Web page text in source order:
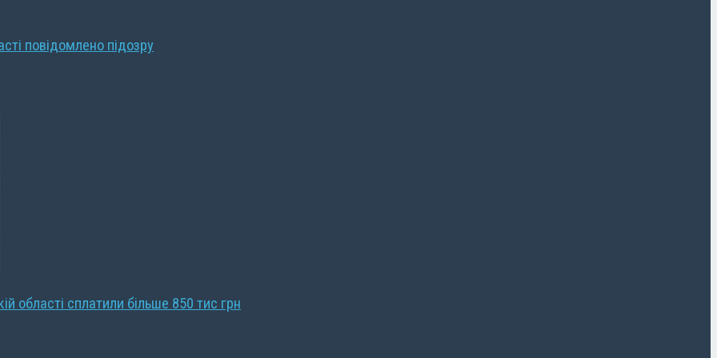
повідомлено підозру
області сплатили більше 850 тис грн